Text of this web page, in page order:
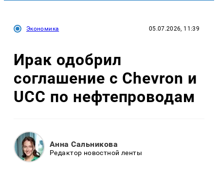
Экономика 05.07.2026, 11:39
Ирак одобрил
соглашение с Chevron и
UCC по нефтепроводам
Анна Сальникова
Редактор новостной ленты